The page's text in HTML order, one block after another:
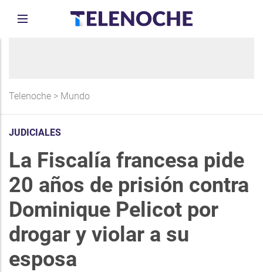
Telenoche > Mundo
JUDICIALES
La Fiscalía francesa pide
20 años de prisión contra
Dominique Pelicot por
drogar y violar a su
esposa